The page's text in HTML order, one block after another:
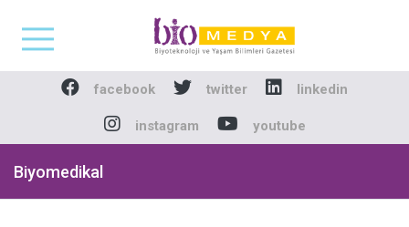
Biomedya -
facebook twitter linkedin
instagram youtube
Biyomedikal